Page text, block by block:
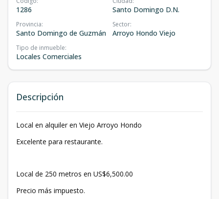
1286 Santo Domingo D.N.
Provincia:
Santo Domingo de Guzmán
Sector:
Arroyo Hondo Viejo
Tipo de inmueble:
Locales Comerciales
Descripción
Local en alquiler en Viejo Arroyo Hondo
Excelente para restaurante.
Local de 250 metros en US$6,500.00
Precio más impuesto.